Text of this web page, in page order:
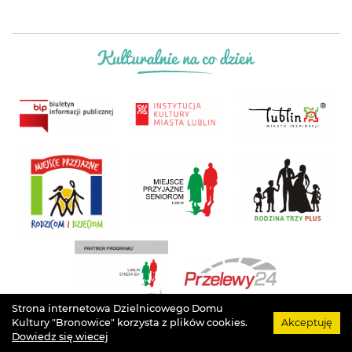
Projekt Łukasz Drozd . Grafika Agata Szargot
. Prawa
autorskieDzielnicowy Dom Kultury "Bronowice"
Strona internetowa Dzielnicowego Domu
Kultury "Bronowice" korzysta z plików cookies.
Dowiedz się wiecej
Akceptuję